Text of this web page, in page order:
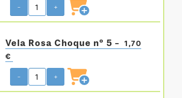
- +
Vela Rosa Choque nº 5 -
1,70
€
- +